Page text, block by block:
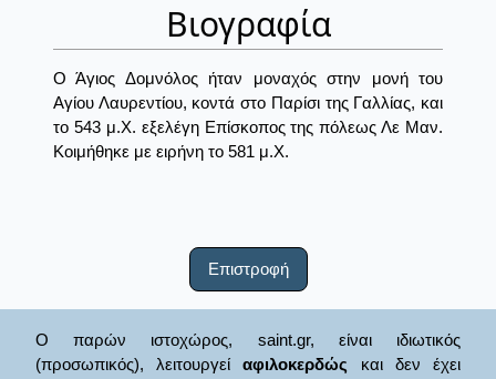
Βιογραφία
Ο Άγιος Δομνόλος ήταν μοναχός στην μονή του
Αγίου Λαυρεντίου, κοντά στο Παρίσι της Γαλλίας, και
το 543 μ.Χ. εξελέγη Επίσκοπος της πόλεως Λε Μαν.
Κοιμήθηκε με ειρήνη το 581 μ.Χ.
Επιστροφή
Ο παρών ιστοχώρος, saint.gr, είναι ιδιωτικός
(προσωπικός), λειτουργείαφιλοκερδώς και δεν έχει